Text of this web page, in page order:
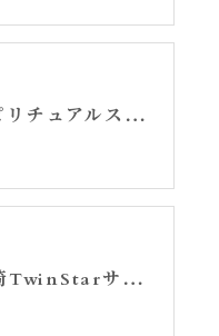
群馬スピリチュアルスクールtwinstarカテゴリー別に学べます
12月高崎TwinStarサロンお知らせ②